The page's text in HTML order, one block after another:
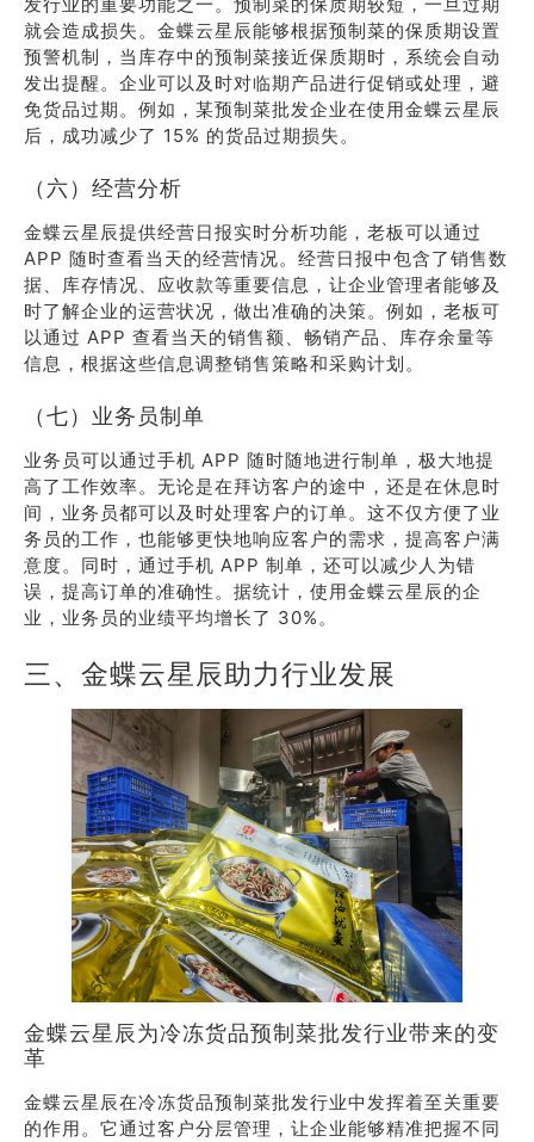
就会造成损失。金蝶云星辰能够根据预制菜的保质期设置
预警机制，当库存中的预制菜接近保质期时，系统会自动
发出提醒。企业可以及时对临期产品进行促销或处理，避
免货品过期。例如，某预制菜批发企业在使用金蝶云星辰
后，成功减少了 15% 的货品过期损失。
（六）经营分析
金蝶云星辰提供经营日报实时分析功能，老板可以通过
APP 随时查看当天的经营情况。经营日报中包含了销售数
据、库存情况、应收款等重要信息，让企业管理者能够及
时了解企业的运营状况，做出准确的决策。例如，老板可
以通过 APP 查看当天的销售额、畅销产品、库存余量等
信息，根据这些信息调整销售策略和采购计划。
（七）业务员制单
业务员可以通过手机 APP 随时随地进行制单，极大地提
高了工作效率。无论是在拜访客户的途中，还是在休息时
间，业务员都可以及时处理客户的订单。这不仅方便了业
务员的工作，也能够更快地响应客户的需求，提高客户满
意度。同时，通过手机 APP 制单，还可以减少人为错
误，提高订单的准确性。据统计，使用金蝶云星辰的企
业，业务员的业绩平均增长了 30%。
三、金蝶云星辰助力行业发展
金蝶云星辰为冷冻货品预制菜批发行业带来的变
革
金蝶云星辰在冷冻货品预制菜批发行业中发挥着至关重要
的作用。它通过客户分层管理，让企业能够精准把握不同